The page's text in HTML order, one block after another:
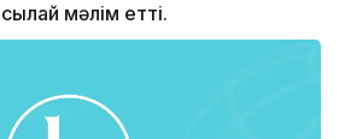
мәлім етті.